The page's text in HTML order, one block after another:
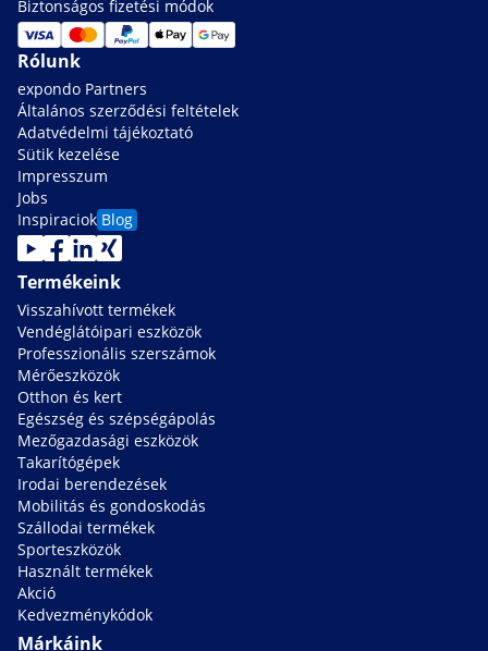
Biztonságos fizetési módok
Rólunk
expondo Partners
Általános szerződési feltételek
Adatvédelmi tájékoztató
Sütik kezelése
Impresszum
Jobs
Inspiraciok Blog
Termékeink
Visszahívott termékek
Vendéglátóipari eszközök
Professzionális szerszámok
Mérőeszközök
Otthon és kert
Egészség és szépségápolás
Mezőgazdasági eszközök
Takarítógépek
Irodai berendezések
Mobilitás és gondoskodás
Szállodai termékek
Sporteszközök
Használt termékek
Akció
Kedvezménykódok
Márkáink